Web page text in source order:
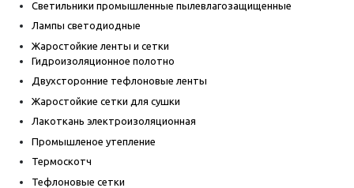
Светильники промышленные пылевлагозащищенные
Лампы светодиодные
Жаростойкие ленты и сетки
Гидроизоляционное полотно
Двухсторонние тефлоновые ленты
Жаростойкие сетки для сушки
Лакоткань электроизоляционная
Промышленое утепление
Термоскотч
Тефлоновые сетки